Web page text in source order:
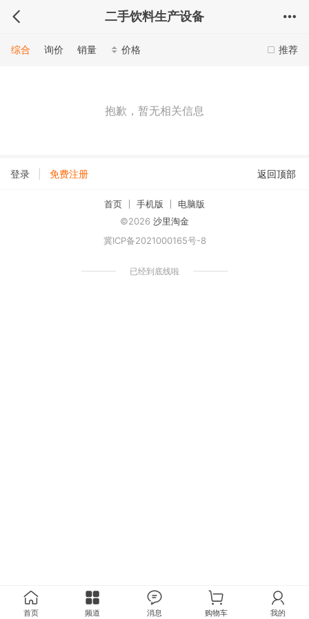
二手饮料生产设备
推荐
综合 询价 销量 价格
抱歉，暂无相关信息
登录 免费注册 返回顶部
首页 手机版
电脑版
©2026 沙里淘金
冀ICP备2021000165号-8
已经到底线啦
首页 频道 消息 购物车 我的